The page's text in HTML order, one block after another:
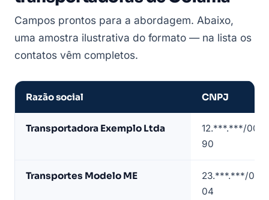
Campos prontos para a abordagem. Abaixo,
uma amostra ilustrativa do formato — na lista os
contatos vêm completos.
transportadoras
Razão social CNPJ
Transportadora Exemplo Ltda
12.***.***/
90
Transportes Modelo ME
23.***.***/
04